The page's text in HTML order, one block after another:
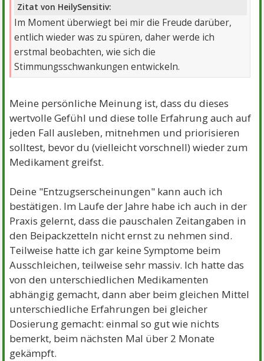
Zitat von HeilySensitiv:
Im Moment überwiegt bei mir die Freude darüber,
entlich wieder was zu spüren, daher werde ich
erstmal beobachten, wie sich die
Stimmungsschwankungen entwickeln.
Meine persönliche Meinung ist, dass du dieses
wertvolle Gefühl und diese tolle Erfahrung auch auf
jeden Fall ausleben, mitnehmen und priorisieren
solltest, bevor du (vielleicht vorschnell) wieder zum
Medikament greifst.
Deine "Entzugserscheinungen" kann auch ich
bestätigen. Im Laufe der Jahre habe ich auch in der
Praxis gelernt, dass die pauschalen Zeitangaben in
den Beipackzetteln nicht ernst zu nehmen sind.
Teilweise hatte ich gar keine Symptome beim
Ausschleichen, teilweise sehr massiv. Ich hatte das
von den unterschiedlichen Medikamenten
abhängig gemacht, dann aber beim gleichen Mittel
unterschiedliche Erfahrungen bei gleicher
Dosierung gemacht: einmal so gut wie nichts
bemerkt, beim nächsten Mal über 2 Monate
gekämpft.